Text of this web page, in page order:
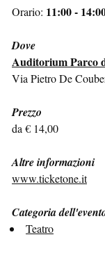
Orario: 11:00 -
Dove
Auditorium Parco
Via Pietro De
Prezzo
da € 14,00
Altre informazioni
www.ticketone.it
Categoria
Teatro